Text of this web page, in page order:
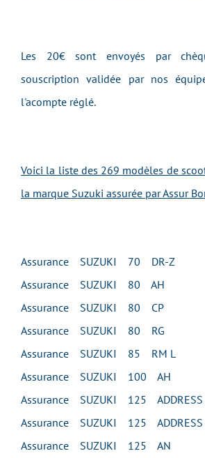
Les 20€ sont envoyés par
souscription validée par nos
l'acompte réglé.
Voici la liste des 269 modèles de
la marque Suzuki assurée par Assur
Assurance SUZUKI 70 DR-Z
Assurance SUZUKI 80 AH
Assurance SUZUKI 80 CP
Assurance SUZUKI 80 RG
Assurance SUZUKI 85 RM L
Assurance SUZUKI 100 AH
Assurance SUZUKI 125 ADDRESS
Assurance SUZUKI 125 ADDRESS
Assurance SUZUKI 125 AN